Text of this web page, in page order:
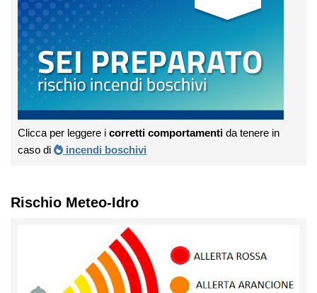
Clicca per leggere i corretti comportamenti da tenere in
caso di
incendi boschivi
Rischio Meteo-Idro